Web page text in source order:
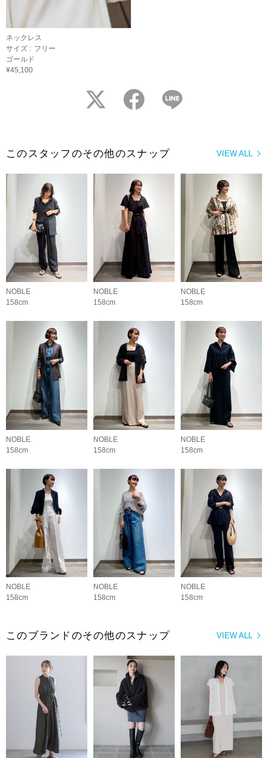
ネックレス
サイズ : フリー
ゴールド
¥45,100
twitter facebook
VIEW ALL
このスタッフのその他のスナップ
NOBLE
158cm
NOBLE
158cm
NOBLE
158cm
NOBLE
158cm
NOBLE
158cm
NOBLE
158cm
NOBLE
158cm
NOBLE
158cm
NOBLE
158cm
VIEW ALL
このブランドのその他のスナップ